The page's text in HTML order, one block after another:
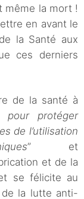
même la mort !
en avant le
la Santé aux
ces derniers
de la santé à
pour protéger
de l’utilisation
” et
et de la
se félicite au
la lutte anti-